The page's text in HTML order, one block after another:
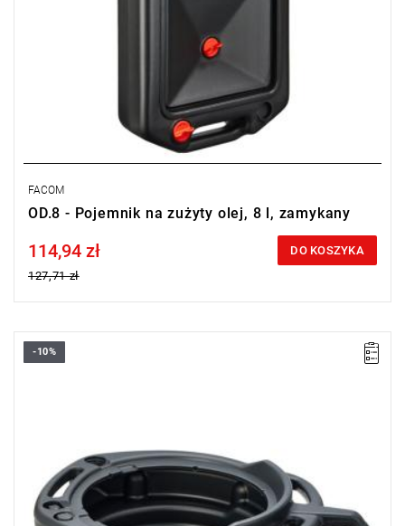
FACOM
OD.8 - Pojemnik na zużyty olej, 8 l, zamykany
Price tax included
114,94 zł
127,71 zł
DO KOSZYKA
-10%